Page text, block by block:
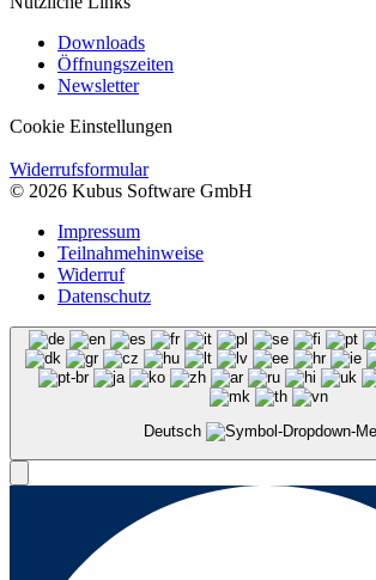
Downloads
Öffnungszeiten
Newsletter
Cookie Einstellungen
Widerrufsformular
© 2026 Kubus Software GmbH
Impressum
Teilnahmehinweise
Widerruf
Datenschutz
Deutsch